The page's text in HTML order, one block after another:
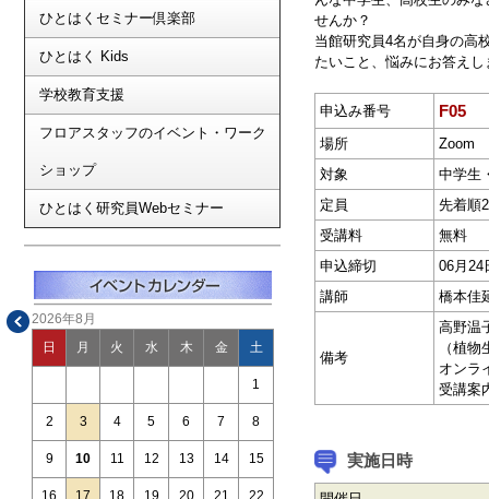
ひとはくセミナー倶楽部
ひとはく Kids
学校教育支援
フロアスタッフのイベント・ワーク
ショップ
ひとはく研究員Webセミナー
2026年8月
日 月 火 水 木 金 土
1
2 3 4 5 6 7 8
9 10 11 12 13 14 15
16 17 18 19 20 21 22
せんか？
当館研究員4名が自身の高
たいこと、悩みにお答えし
申込み番号 F05
場所
Zoom
対象
中学生
定員
先着順
受講料
無料
申込締切
06月24
講師
橋本佳
備考
高野温
（植
オンラ
受講案
実施日時